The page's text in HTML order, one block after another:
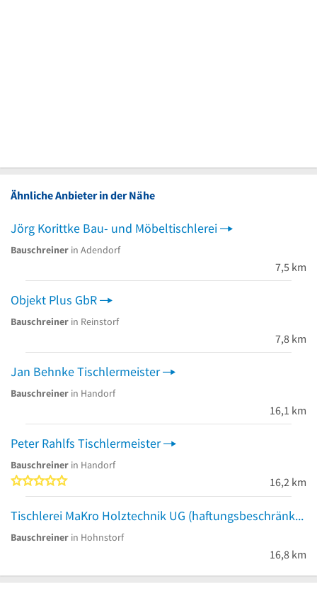
Ähnliche Anbieter in der Nähe
Jörg Korittke Bau- und Möbeltischlerei
Bauschreiner in Adendorf
7,5 km
Objekt Plus GbR
Bauschreiner in Reinstorf
7,8 km
Jan Behnke Tischlermeister
Bauschreiner in Handorf
16,1 km
Peter Rahlfs Tischlermeister
Bauschreiner in Handorf
16,2 km
Tischlerei MaKro Holztechnik UG (haftungsbeschränkt)
Bauschreiner in Hohnstorf
16,8 km